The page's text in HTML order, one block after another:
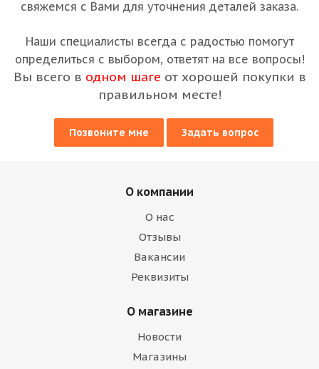
свяжемся с Вами для уточнения деталей заказа.
Наши специалисты всегда с радостью помогут
определиться с выбором, ответят на все вопросы!
Вы всего в одном шаге от хорошей покупки в
правильном месте!
Позвоните мне Задать вопрос
О компании
О нас
Отзывы
Вакансии
Реквизиты
О магазине
Новости
Магазины